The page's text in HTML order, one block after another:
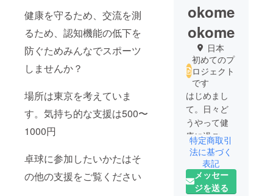
健康を守るため、交流を測
るため、認知機能の低下を
防ぐためみんなでスポーツ
しませんか？
場所は東京を考えていま
す。気持ち的な支援は500〜
1000円
卓球に参加したいかたはそ
の他の支援をご覧ください
okome
okome
日本
初めてのプ
ロジェクト
です
はじめまし
て。日々ど
うやって健
康に過ごせ
るかを考え
てます。
自分とそし
て他の方に
特定商取引
法に基づく
表記
メッセー
ジを送る